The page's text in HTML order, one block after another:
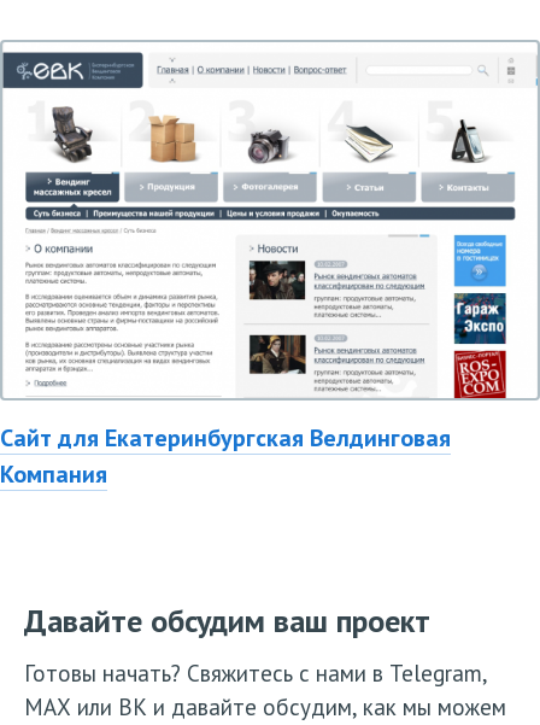
Сайт для Екатеринбургская Велдинговая
Компания
Давайте обсудим ваш проект
Готовы начать? Свяжитесь с нами в Telegram,
МАХ или ВК и давайте обсудим, как мы можем